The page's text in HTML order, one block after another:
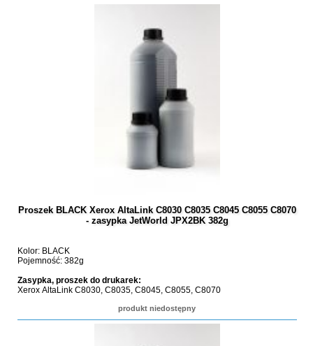
Proszek BLACK Xerox AltaLink C8030 C8035 C8045 C8055 C8070
- zasypka JetWorld JPX2BK 382g
Kolor: BLACK
Pojemność: 382g
Zasypka, proszek do drukarek:
Xerox AltaLink C8030, C8035, C8045, C8055, C8070
produkt niedostępny